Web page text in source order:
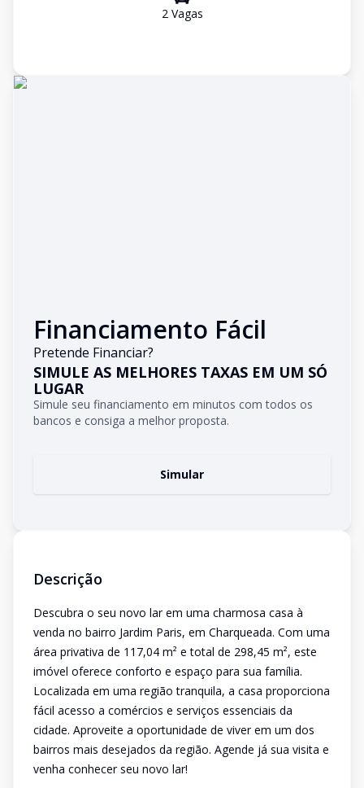
2Vagas
Financiamento Fácil
Pretende Financiar?
SIMULE AS MELHORES TAXAS EM UM SÓ
LUGAR
Simule seu financiamento em minutos com todos os
bancos e consiga a melhor proposta.
Simular
Descrição
Descubra o seu novo lar em uma charmosa casa à
venda no bairro Jardim Paris, em Charqueada. Com uma
área privativa de 117,04 m² e total de 298,45 m², este
imóvel oferece conforto e espaço para sua família.
Localizada em uma região tranquila, a casa proporciona
fácil acesso a comércios e serviços essenciais da
cidade. Aproveite a oportunidade de viver em um dos
bairros mais desejados da região. Agende já sua visita e
venha conhecer seu novo lar!